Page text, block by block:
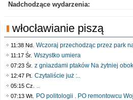
Nadchodzące wydarzenia:
włocławianie piszą
11:38 Nd. Wczoraj przechodząc przez park
11:17 Śr. Wszystko umiera
07:23 Śr. z gniazdami ptaków Na żytniej
12:47 Pt. Czytaliście już :..
05:15 Cz. ..
07:13 Wt. PO politologii . PO remontowcu